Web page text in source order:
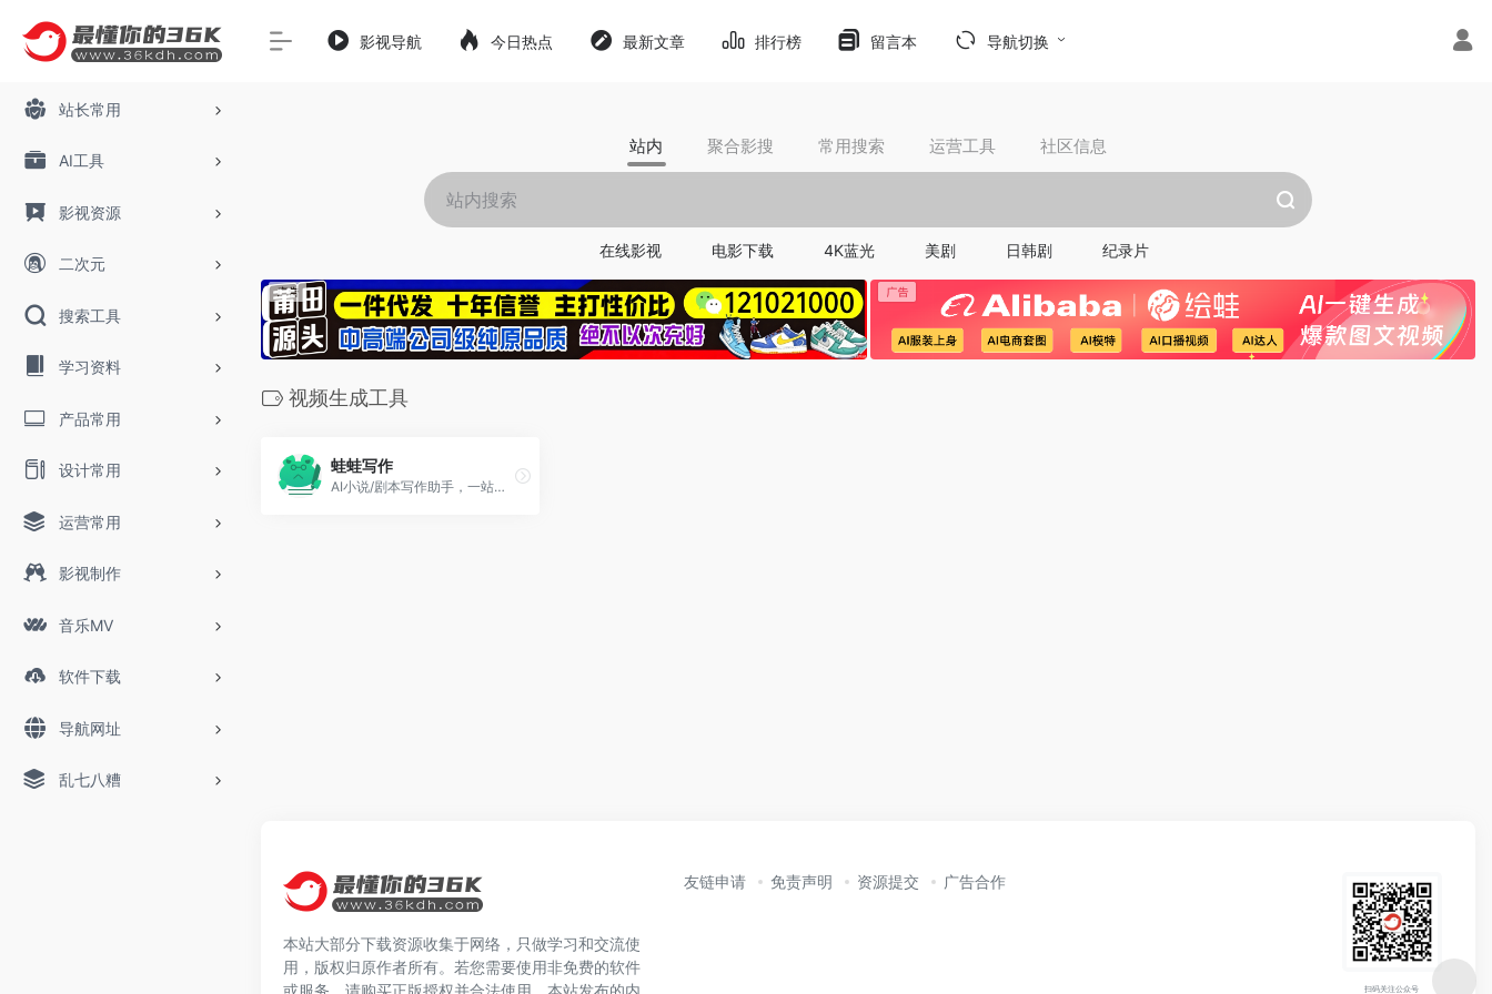
站长常用
AI工具
影视资源
二次元
搜索工具
学习资料
产品常用
设计常用
运营常用
影视制作
音乐MV
软件下载
导航网址
乱七八糟
影视导航 今日热点 最新文章 排行榜 留言本 导航切换
站内 聚合影搜 常用搜索 运营工具 社区信息
在线影视 电影下载 4K蓝光 美剧 日韩剧 纪录片
视频生成工具
蛙蛙写作
AI小说/剧本写作助手，一站式拆书、润色、改写、扩写，小说转剧本
本站大部分下载资源收集于网络，只做学习和交流使
用，版权归原作者所有。若您需要使用非免费的软件
或服务，请购买正版授权并合法使用。本站发布的内
友链申请 免责声明 资源提交 广告合作
扫码关注公众号